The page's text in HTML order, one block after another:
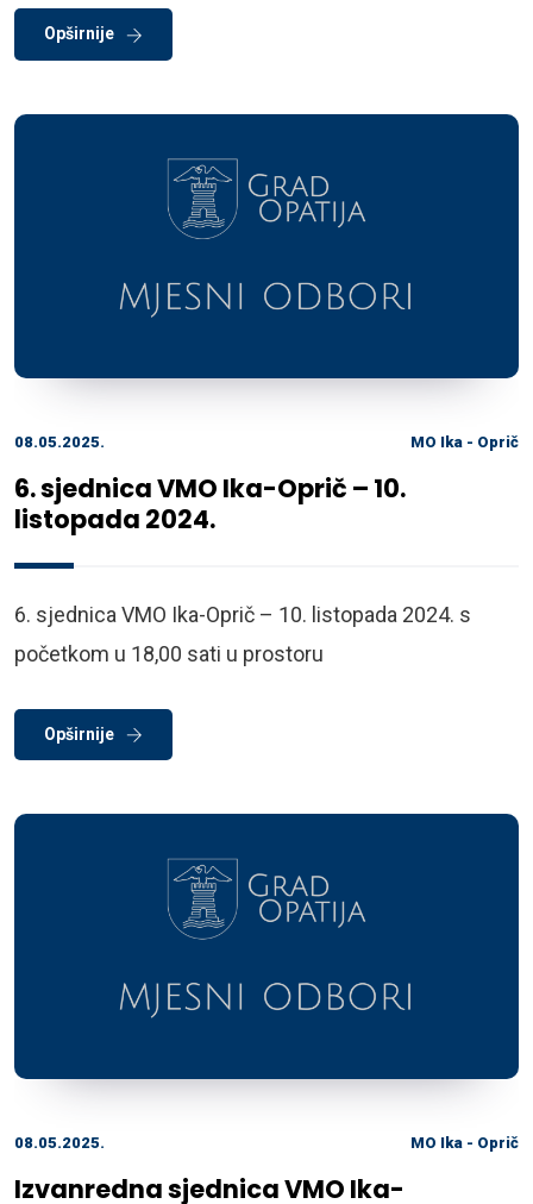
Opširnije
08.05.2025. MO Ika - Oprič
6. sjednica VMO Ika-Oprič – 10.
listopada 2024.
6. sjednica VMO Ika-Oprič – 10. listopada 2024. s
početkom u 18,00 sati u prostoru
Opširnije
08.05.2025. MO Ika - Oprič
Izvanredna sjednica VMO Ika-